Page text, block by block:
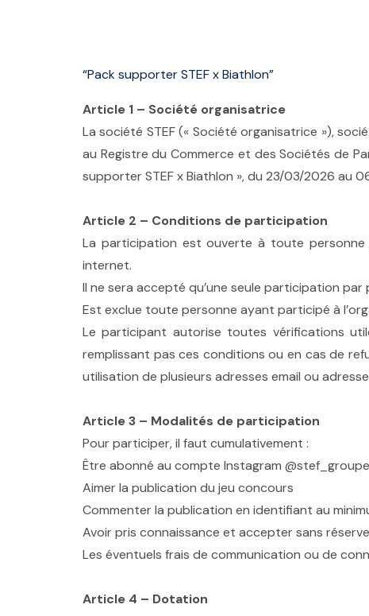
“Pack supporter STEF x Biathlon”
Article 1 – Société organisatrice
La société STEF (« Société organisatrice »),
au Registre du Commerce et des Sociétés de
supporter STEF x Biathlon », du 23/03/2026 au
Article 2 – Conditions de participation
La participation est ouverte à toute personne
internet.
Il ne sera accepté qu’une seule participation par
Est exclue toute personne ayant participé à
Le participant autorise toutes vérifications
remplissant pas ces conditions ou en cas de
utilisation de plusieurs adresses email ou
Article 3 – Modalités de participation
Pour participer, il faut cumulativement :
Être abonné au compte Instagram @stef_groupe
Aimer la publication du jeu concours
Commenter la publication en identifiant au
Avoir pris connaissance et accepter sans
Les éventuels frais de communication ou de
Article 4 – Dotation